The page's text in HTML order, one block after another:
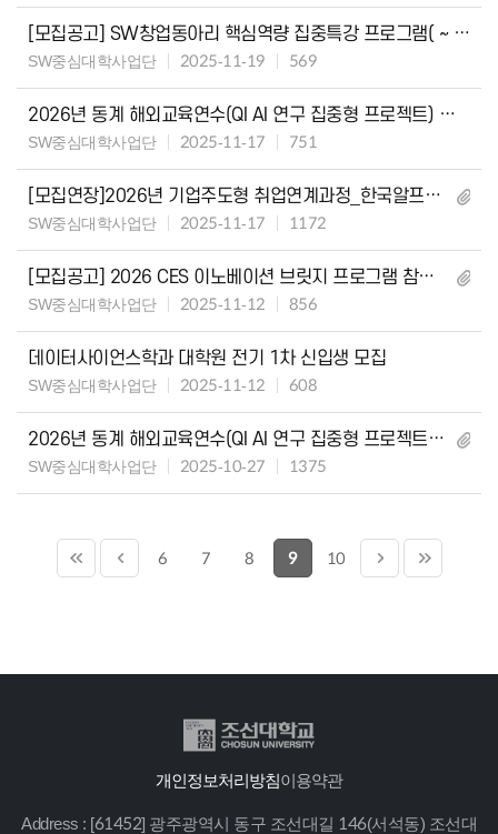
[모집공고] SW창업동아리 핵심역량 집중특강 프로그램( ~ 12월 1일 18:00 까지)
SW중심대학사업단 2025-11-19 569
2026년 동계 해외교육연수(QI AI 연구 집중형 프로젝트) 프로그램 서류 평가 결과
SW중심대학사업단 2025-11-17 751
[모집연장]2026년 기업주도형 취업연계과정_한국알프스㈜ 모집 연장(~'25.12.4. 23:50)
SW중심대학사업단 2025-11-17 1172
[모집공고] 2026 CES 이노베이션 브릿지 프로그램 참가자 모집[모집마감]
SW중심대학사업단 2025-11-12 856
데이터사이언스학과 대학원 전기 1차 신입생 모집
SW중심대학사업단 2025-11-12 608
2026년 동계 해외교육연수(QI AI 연구 집중형 프로젝트) 프로그램
SW중심대학사업단 2025-10-27 1375
6 7 8 9 10
개인정보처리방침이용약관
Address : [61452] 광주광역시 동구 조선대길 146(서석동) 조선대